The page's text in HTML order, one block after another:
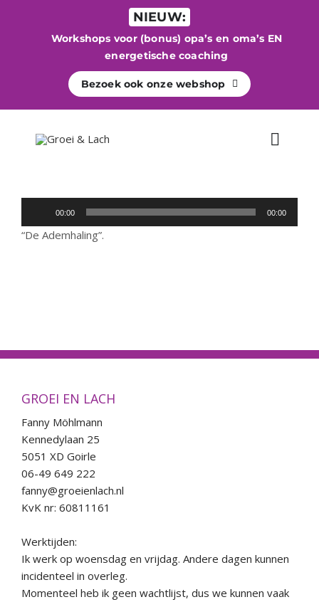
NIEUW:
Workshops voor (bonus) opa’s en oma’s EN
energetische coaching
Bezoek ook onze webshop
Toggle
00:00 00:00
“De Ademhaling”.
GROEI EN LACH
Fanny Möhlmann
Kennedylaan 25
5051 XD Goirle
06-49 649 222
fanny@groeienlach.nl
KvK nr: 60811161
Werktijden:
Ik werk op woensdag en vrijdag. Andere dagen kunnen
incidenteel in overleg.
Momenteel heb ik geen wachtlijst, dus we kunnen vaak